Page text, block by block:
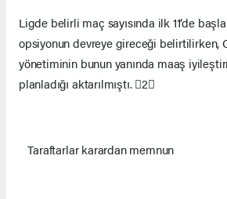
Ligde belirli maç sayısında ilk 11’de
opsiyonun devreye gireceği belirtilirken,
yönetiminin bunun yanında maaş
planladığı aktarılmıştı. 2
Taraftarlar karardan memnun